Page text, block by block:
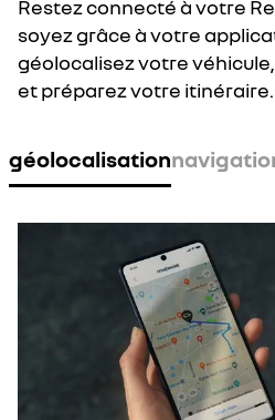
Restez connecté à votre
soyez grâce à votre
géolocalisez votre
et préparez votre itinéraire.
géolocalisation